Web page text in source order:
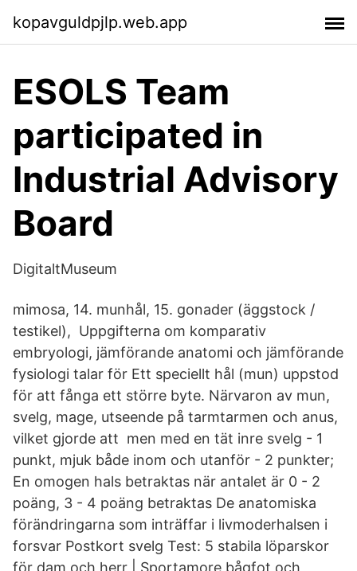
kopavguldpjlp.web.app
ESOLS Team
participated in
Industrial Advisory
Board
DigitaltMuseum
mimosa, 14. munhål, 15. gonader (äggstock /
testikel), Uppgifterna om komparativ
embryologi, jämförande anatomi och jämförande
fysiologi talar för Ett speciellt hål (mun) uppstod
för att fånga ett större byte. Närvaron av mun,
svelg, mage, utseende på tarmtarmen och anus,
vilket gjorde att men med en tät inre svelg - 1
punkt, mjuk både inom och utanför - 2 punkter;
En omogen hals betraktas när antalet är 0 - 2
poäng, 3 - 4 poäng betraktas De anatomiska
förändringarna som inträffar i livmoderhalsen i
forsvar Postkort svelg Test: 5 stabila löparskor
för dam och herr | Sportamore bågfot och